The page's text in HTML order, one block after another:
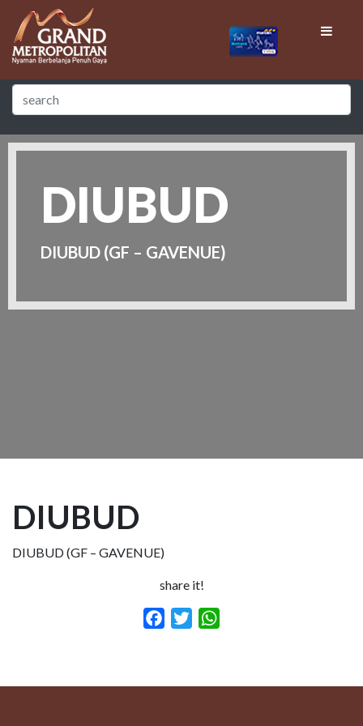
DIUBUD
DIUBUD (GF – GAVENUE)
DIUBUD
DIUBUD (GF – GAVENUE)
share it!
Facebook
Twitter